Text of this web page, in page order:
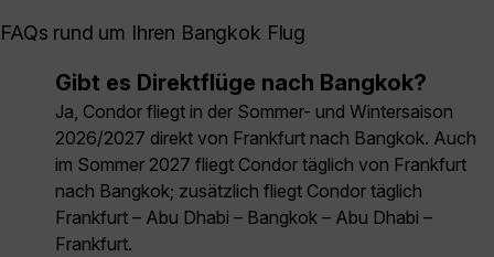
FAQs rund um Ihren Bangkok Flug
Gibt es Direktflüge nach Bangkok?
Ja, Condor fliegt in der Sommer- und Wintersaison
2026/2027 direkt von Frankfurt nach Bangkok. Auch
im Sommer 2027 fliegt Condor täglich von Frankfurt
nach Bangkok; zusätzlich fliegt Condor täglich
Frankfurt – Abu Dhabi – Bangkok – Abu Dhabi –
Frankfurt.